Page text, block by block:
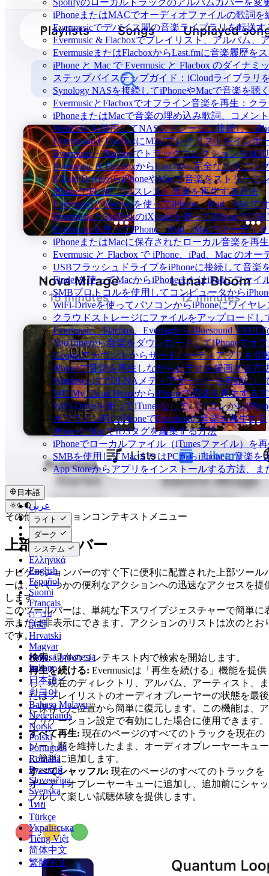
Spotifyのローカルトラックのアルバムカバーを
iPhoneまたはMACでオーディオファイルの歌詞を
Evermusicでデバイス間の音楽ライブラリを転送
Evermusic & Flacboxでプレイリスト、アルバム
EvermusieまたはFlacboxからLast.fmに音楽履歴を
iPhone と Mac で Evermusic と Flacbox のダイナ
ステップバイステップガイド：iCloudライブラリ
Synology NASを接続してiPhoneやMacで音楽を聴
EvermusicとFlacboxでオフライン音楽を再生：ク
iPhoneまたはMacで音楽の埋め込み歌詞、コメン
WebDAVを使用してNASストレージに接続し、
EvermusanドFlacboxにM3Uプレイリストをインポ
Evermusic・Flacboxでトラックコレクションを
Evermusic & FlacboxからLast.fmへ完全なリスニン
iCloud DriveからiPhoneやMacで音楽をストリーミ
iPhoneでFLAC（ロスレス）音楽を再生する方法
EvermusciとFlacboxを使ってiPhone、iPad、Mac
EvermusicとSanDiskのiXpandを使ってiPhoneで
Evermusicを使ってiPhone、iPad、Macでオーディ
iPhoneまたはMacに保存されたローカル音楽を再
Evermusic と Flacbox で iPhone、iPad、Mac のオ
USBフラッシュドライブをiPhoneに接続して音楽
Finderを使ってMacからiPhoneまたはiPadにファイ
SMBプロトコルを使用してコンピュータから
WiFi-Driveを使ってパソコンからiPhoneにワイヤ
クラウドストレージにファイルをアップロードし
Evermusic、Flacbox、EvertagからBluesound
YouTubeから音楽をダウンロードしてiPhoneでオ
Googleアカウントからサードパーティアプリを切
iPhoneで音楽を再生しながらビデオを録画する方
Windows 10でDLNAメディアサーバーを有効にし
WD My Cloud HomeからiPhoneで音楽を再生する
WiFi-Driveを使ってiTunesなしでパソコンから
オフライン時にiPhoneでDropboxの音楽を再生する
iPhoneとMacでID3タグを編集する方法
iPhoneでローカルファイル（iTunesファイル）を
SMBを使用してMacまたはPCからiPhoneに音楽を
App Storeからアプリをインストールする方法、
日本語
عربي
Català
Čeština
Dansk
Deutsch
Ελληνικά
English
Español
Suomi
Français
עברית
हिन्दी
Hrvatski
Magyar
Bahasa Indonesia
Italiano
日本語
한국어
Bahasa Melayu
Nederlands
Norsk
Polski
Português
Română
Русский
Slovenčina
Svenska
ไทย
Türkçe
Українська
Tiếng Việt
简体中文
繁體中文
ライト
ダーク
システム
その他のアクションコンテキストメニュー
上部ツールバー
ナビゲーションバーのすぐ下に便利に配置された上部ツール
ーは、いくつかの便利なアクションへの迅速なアクセスを提
します。
このツールバーは、単純な下スワイプジェスチャーで簡単に
示または非表示にできます。アクションのリストは次のとお
です。
検索:現在のコンテキスト内で検索を開始します。
再生を続ける: Evermusicは「再生を続ける」機能を提供
し、現在のディレクトリ、アルバム、アーティスト、ま
たはプレイリストのオーディオプレーヤーの状態を最後
に保存した位置から簡単に復元します。この機能は、ア
プリケーション設定で有効にした場合に使用できます。
すべて再生: 現在のページのすべてのトラックを現在の
ソート順を維持したまま、オーディオプレーヤーキュー
に簡単に追加します。
すべてシャッフル: 現在のページのすべてのトラックを
オーディオプレーヤーキューに追加し、追加前にシャッ
フルして楽しい試聴体験を提供します。